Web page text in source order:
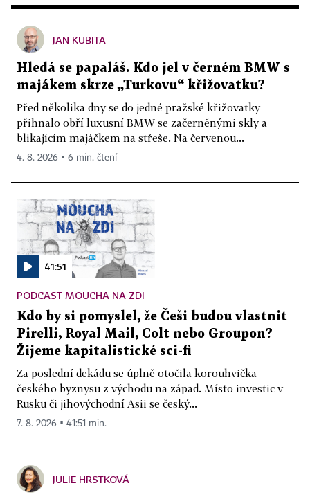
JAN KUBITA
Hledá se papaláš. Kdo jel v černém BMW s
majákem skrze „Turkovu“ křižovatku?
Před několika dny se do jedné pražské křižovatky
přihnalo obří luxusní BMW se začerněnými skly a
blikajícím majáčkem na střeše. Na červenou...
4. 8. 2026 ▪ 6 min. čtení
41:51
PODCAST MOUCHA NA ZDI
Kdo by si pomyslel, že Češi budou vlastnit
Pirelli, Royal Mail, Colt nebo Groupon?
Žijeme kapitalistické sci-fi
Za poslední dekádu se úplně otočila korouhvička
českého byznysu z východu na západ. Místo investic v
Rusku či jihovýchodní Asii se český...
7. 8. 2026 ▪ 41:51 min.
JULIE HRSTKOVÁ